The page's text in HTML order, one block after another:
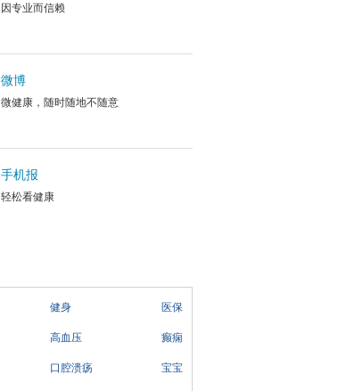
因专业而信赖
微博
微健康，随时随地不随意
手机报
轻松看健康
健身 医保
高血压 癫痫
口腔溃疡 宝宝